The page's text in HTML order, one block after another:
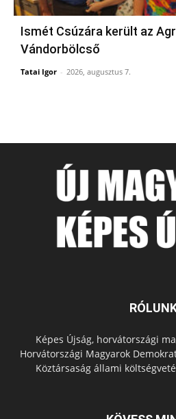
Ismét Csúzára került az
Vándorbölcső
Tatai Igor - 2026, augusztus 7.
Képes Újság, horvátországi
Horvátországi Magyarok
Köztársaság állami